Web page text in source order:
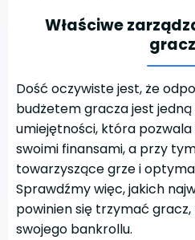
Właściwe
Dość oczywiste jest, że
budżetem gracza jest
umiejętności, która
swoimi finansami, a przy
towarzyszące grze i
Sprawdźmy więc, jakich
powinien się trzymać
swojego bankrollu.